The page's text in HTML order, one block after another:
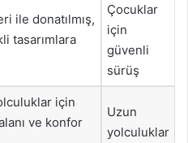
ile donatılmış,
tasarımlara
Çocuklar
için
güvenli
sürüş
için
ve konfor
Uzun
yolculuklar